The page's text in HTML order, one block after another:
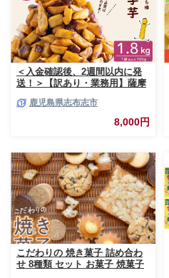
＜入金確認後、2週間以内に発
送！＞【訳あり・業務用】薩摩
1.8kg(900g×2袋) p8-142-2w
鹿児島県志布志市
8,000円
こだわりの 焼き菓子 詰め合わ
せ 8種類 セット お菓子 焼菓子